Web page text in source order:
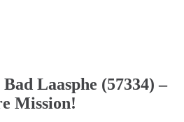
Laasphe (57334) –
Mission!